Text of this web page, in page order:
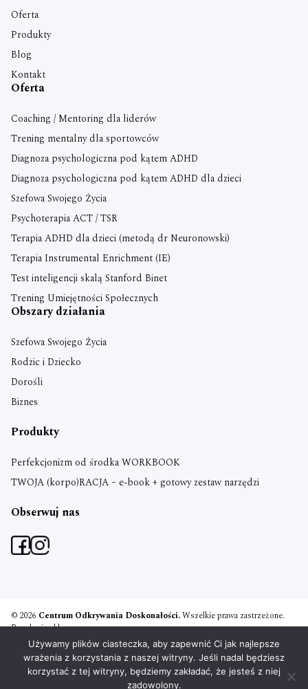
Oferta
Produkty
Blog
Kontakt
Oferta
Coaching / Mentoring dla liderów
Trening mentalny dla sportowców
Diagnoza psychologiczna pod kątem ADHD
Diagnoza psychologiczna pod kątem ADHD dla dzieci
Szefowa Swojego Życia
Psychoterapia ACT / TSR
Terapia ADHD dla dzieci (metodą dr Neuronowski)
Terapia Instrumental Enrichment (IE)
Test inteligencji skalą Stanford Binet
Trening Umiejętności Społecznych
Obszary działania
Szefowa Swojego Życia
Rodzic i Dziecko
Dorośli
Biznes
Produkty
Perfekcjonizm od środka WORKBOOK
TWOJA (korpo)RACJA – e-book + gotowy zestaw narzędzi
Obserwuj nas
© 2026 Centrum Odkrywania Doskonałości.Wszelkie prawa zastrzeżone.
Regulamin sklepu
Polityka prywatności
Umowa szkoleniowa
Projekt i realizacja:PM Boxing Studio
Używamy plików ciasteczka, aby zapewnić Ci jak najlepsze
wrażenia z korzystania z naszej witryny. Jeśli nadal będziesz
korzystać z tej witryny, będziemy zakładać, że jesteś z niej
zadowolony.